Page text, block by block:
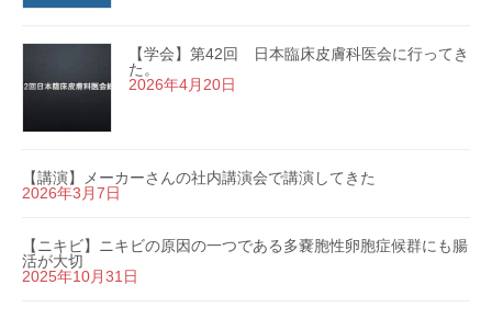
【学会】第42回 日本臨床皮膚科医会に行ってき
た。
2026年4月20日
【講演】メーカーさんの社内講演会で講演してきた
2026年3月7日
【ニキビ】ニキビの原因の一つである多嚢胞性卵胞症候群にも腸
活が大切
2025年10月31日